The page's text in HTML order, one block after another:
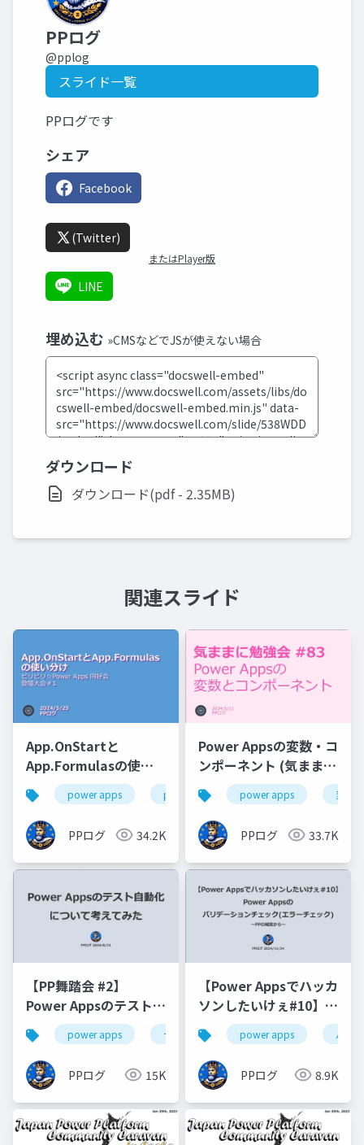
PPログ
@pplog
スライド一覧
PPログです
シェア
Facebook
(Twitter)
またはPlayer版
LINE
埋め込む »CMSなどでJSが使えない場合
ダウンロード
ダウンロード(pdf - 2.35MB)
関連スライド
App.OnStartと
App.Formulasの使い
分け (ビリビリ☆Power
Apps 同好会 登壇大会
＃1)
power apps powerapps コーディング
PPログ 34.2K
Power Appsの変数・コ
ンポーネント (気ままに
勉強会 #83)
power apps 変数
PPログ 33.7K
【PP舞踏会 #2】
Power Appsのテスト自
動化について考えてみ
た
power apps テスト自動化 ai 開発
PPログ 15K
【Power Appsでハッカ
ソンしたいけぇ#10】
Power Appsの編集フォ
ームでのバリデーショ
ンチェック(エラーチェ
ック)
power apps バリ
PPログ 8.9K